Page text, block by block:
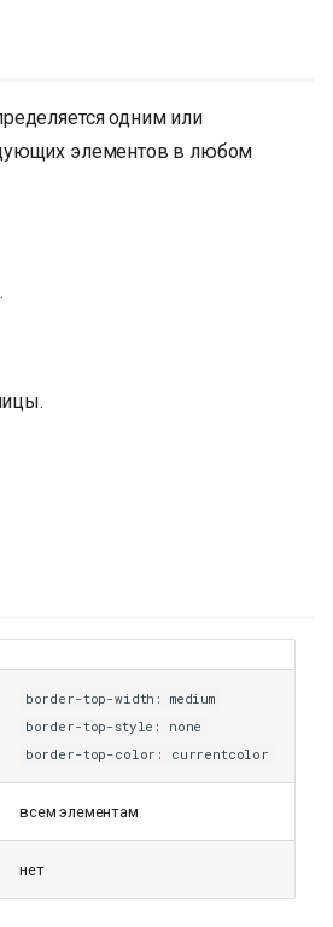
одним или
элементов в любом
border-top-width: medium
border-top-style: none
border-top-color: currentcolor
всем элементам
нет